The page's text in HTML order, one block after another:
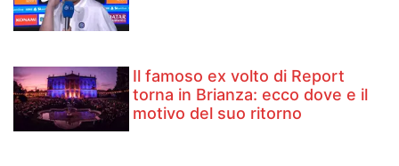
Il famoso ex volto di Report
torna in Brianza: ecco dove e il
motivo del suo ritorno